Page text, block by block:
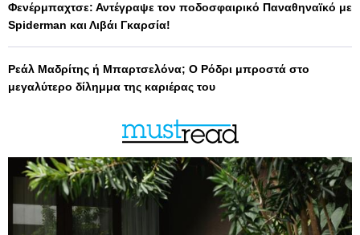
Φενέρμπαχτσε: Αντέγραψε τον ποδοσφαιρικό Παναθηναϊκό με
Spiderman και Λιβάι Γκαρσία!
Ρεάλ Μαδρίτης ή Μπαρτσελόνα; Ο Ρόδρι μπροστά στο
μεγαλύτερο δίλημμα της καριέρας του